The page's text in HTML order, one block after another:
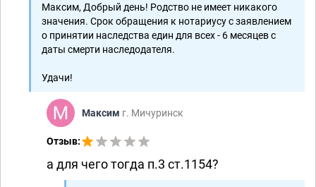
Максим, Добрый день! Родство не имеет никакого
значения. Срок обращения к нотариусу с заявлением
о принятии наследства един для всех - 6 месяцев с
даты смерти наследодателя.
Удачи!
Максим г. Мичуринск
Отзыв:
а для чего тогда п.3 ст.1154?